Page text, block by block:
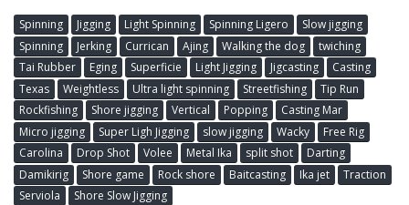
Spinning Jigging Light Spinning Spinning Ligero
Slow jigging
Spinning
Jerking Currican Ajing Walking the dog
twiching
Tai Rubber
Eging Superficie Light Jigging Jigcasting
Casting
Texas
Weightless Ultra light spinning Streetfishing
Tip Run
Rockfishing
Shore jigging Vertical Popping
Casting Mar
Micro jigging
Super Ligh Jigging slow jigging Wacky
Free Rig
Carolina
Drop Shot Volee Metal Ika split shot
Darting
Damikirig
Shore game Rock shore Baitcasting Ika jet
Traction
Serviola
Shore Slow Jigging